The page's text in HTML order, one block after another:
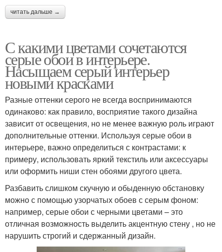
читать дальше →
С какими цветами сочетаются
серые обои в интерьере.
Насыщаем серый интерьер
новыми красками
Разные оттенки серого не всегда воспринимаются
одинаково: как правило, восприятие такого дизайна
зависит от освещения, но не менее важную роль играют
дополнительные оттенки. Используя серые обои в
интерьере, важно определиться с контрастами: к
примеру, использовать яркий текстиль или аксессуары
или оформить ниши стен обоями другого цвета.
Разбавить слишком скучную и обыденную обстановку
можно с помощью узорчатых обоев с серым фоном:
например, серые обои с черными цветами – это
отличная возможность выделить акцентную стену , но не
нарушить строгий и сдержанный дизайн.